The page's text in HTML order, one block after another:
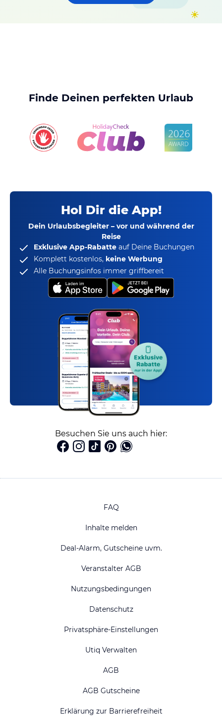
Finde Deinen perfekten Urlaub
Hol Dir die App!
Dein Urlaubsbegleiter – vor und während der
Reise
Exklusive App-Rabatte auf Deine Buchungen
Komplett kostenlos, keine Werbung
Alle Buchungsinfos immer griffbereit
Besuchen Sie uns auch hier:
FAQ
Inhalte melden
Deal-Alarm, Gutscheine uvm.
Veranstalter AGB
Nutzungsbedingungen
Datenschutz
Privatsphäre-Einstellungen
Utiq Verwalten
AGB
AGB Gutscheine
Erklärung zur Barrierefreiheit